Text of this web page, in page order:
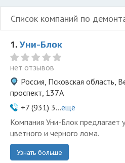
Список компаний по
1.Уни-Блок
нет отзывов
Россия, Псковская область,
проспект, 137А
+7 (931) 3...ещё
Компания Уни-Блок предлагает
цветного и черного лома.
Узнать больше